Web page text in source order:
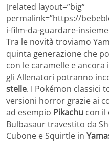
[related layout=”big”
permalink=”https://
i-film-da-guardare-
Tra le novità troviamo
quinta generazione che
con le caramelle e
gli Allenatori potranno
stelle. I Pokémon classici
versioni horror grazie ai
ad esempio Pikachu con il
Bulbasaur travestito da
Cubone e Squirtle in